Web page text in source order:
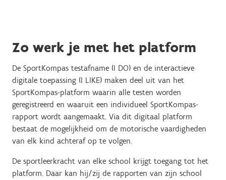
Zo werk je met het platform
De SportKompas testafname (I DO) en de interactieve
digitale toepassing (I LIKE) maken deel uit van het
SportKompas-platform waarin alle testen worden
geregistreerd en waaruit een individueel SportKompas-
rapport wordt aangemaakt. Via dit digitaal platform
bestaat de mogelijkheid om de motorische vaardigheden
van elk kind achteraf op te volgen.
De sportleerkracht van elke school krijgt toegang tot het
platform. Daar kan hij/zij de rapporten van zijn school